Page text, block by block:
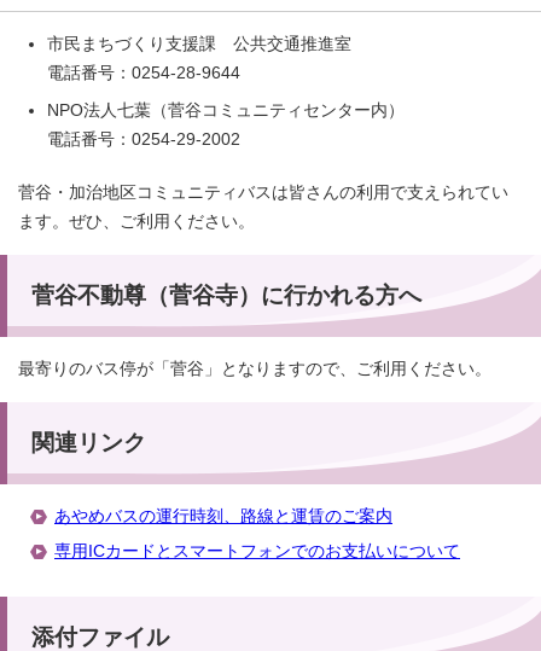
市民まちづくり支援課 公共交通推進室
電話番号：0254-28-9644
NPO法人七葉（菅谷コミュニティセンター内）
電話番号：0254-29-2002
菅谷・加治地区コミュニティバスは皆さんの利用で支えられてい
ます。ぜひ、ご利用ください。
菅谷不動尊（菅谷寺）に行かれる方へ
最寄りのバス停が「菅谷」となりますので、ご利用ください。
関連リンク
あやめバスの運行時刻、路線と運賃のご案内
専用ICカードとスマートフォンでのお支払いについて
添付ファイル